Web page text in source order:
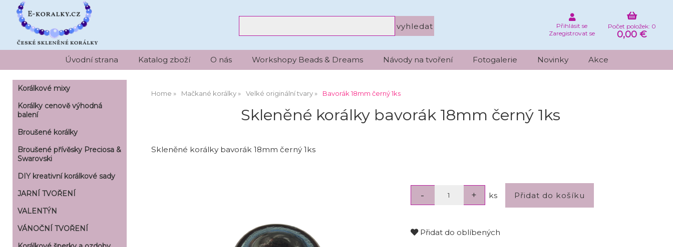
Počet položek: 0
0,00 €
Přihlásit se
Zaregistrovat se
Úvodní strana Katalog zboží O nás Workshopy Beads & Dreams Návody na tvoření Fotogalerie Novinky Akce
Home Mačkané korálky Velké originální tvary Bavorák 18mm černý 1ks
Skleněné korálky bavorák 18mm černý 1ks
Skleněné korálky bavorák 18mm černý 1ks
ks
Přidat do oblíbených
Korálkové mixy
Korálky cenově výhodná
balení
Broušené korálky
Broušené přívěsky Preciosa &
Swarovski
DIY kreativní korálkové sady
JARNÍ TVOŘENÍ
VALENTÝN
VÁNOČNÍ TVOŘENÍ